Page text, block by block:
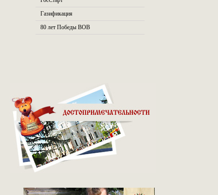
Газификация
80 лет Победы ВОВ